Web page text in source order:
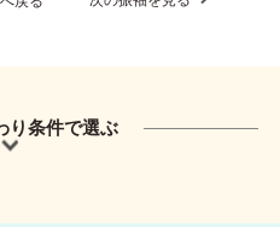
り条件で選ぶ